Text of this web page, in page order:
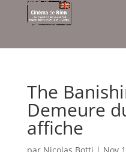
The
Demeure
affiche